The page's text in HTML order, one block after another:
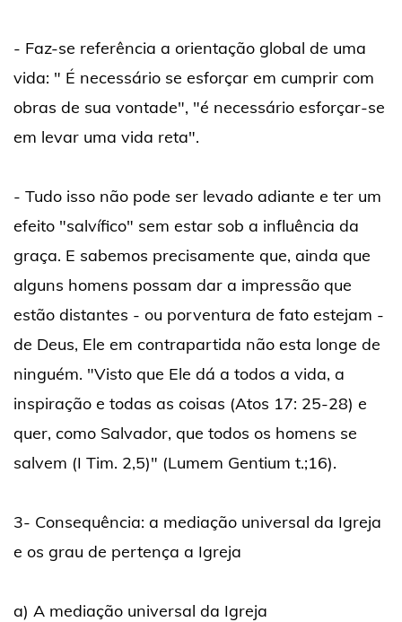
- Faz-se referência a orientação global de uma
vida: " É necessário se esforçar em cumprir com
obras de sua vontade", "é necessário esforçar-se
em levar uma vida reta".
- Tudo isso não pode ser levado adiante e ter um
efeito "salvífico" sem estar sob a influência da
graça. E sabemos precisamente que, ainda que
alguns homens possam dar a impressão que
estão distantes - ou porventura de fato estejam -
de Deus, Ele em contrapartida não esta longe de
ninguém. "Visto que Ele dá a todos a vida, a
inspiração e todas as coisas (Atos 17: 25-28) e
quer, como Salvador, que todos os homens se
salvem (I Tim. 2,5)" (Lumem Gentium t.;16).
3- Consequência: a mediação universal da Igreja
e os grau de pertença a Igreja
a) A mediação universal da Igreja